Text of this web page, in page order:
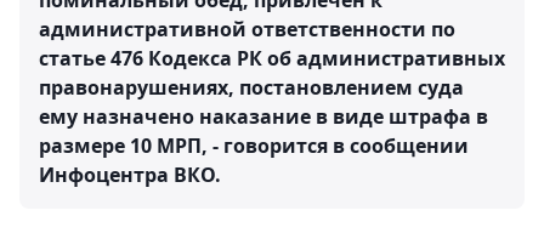
административной ответственности по
статье 476 Кодекса РК об административных
правонарушениях, постановлением суда
ему назначено наказание в виде штрафа в
размере 10 МРП, - говорится в сообщении
Инфоцентра ВКО.